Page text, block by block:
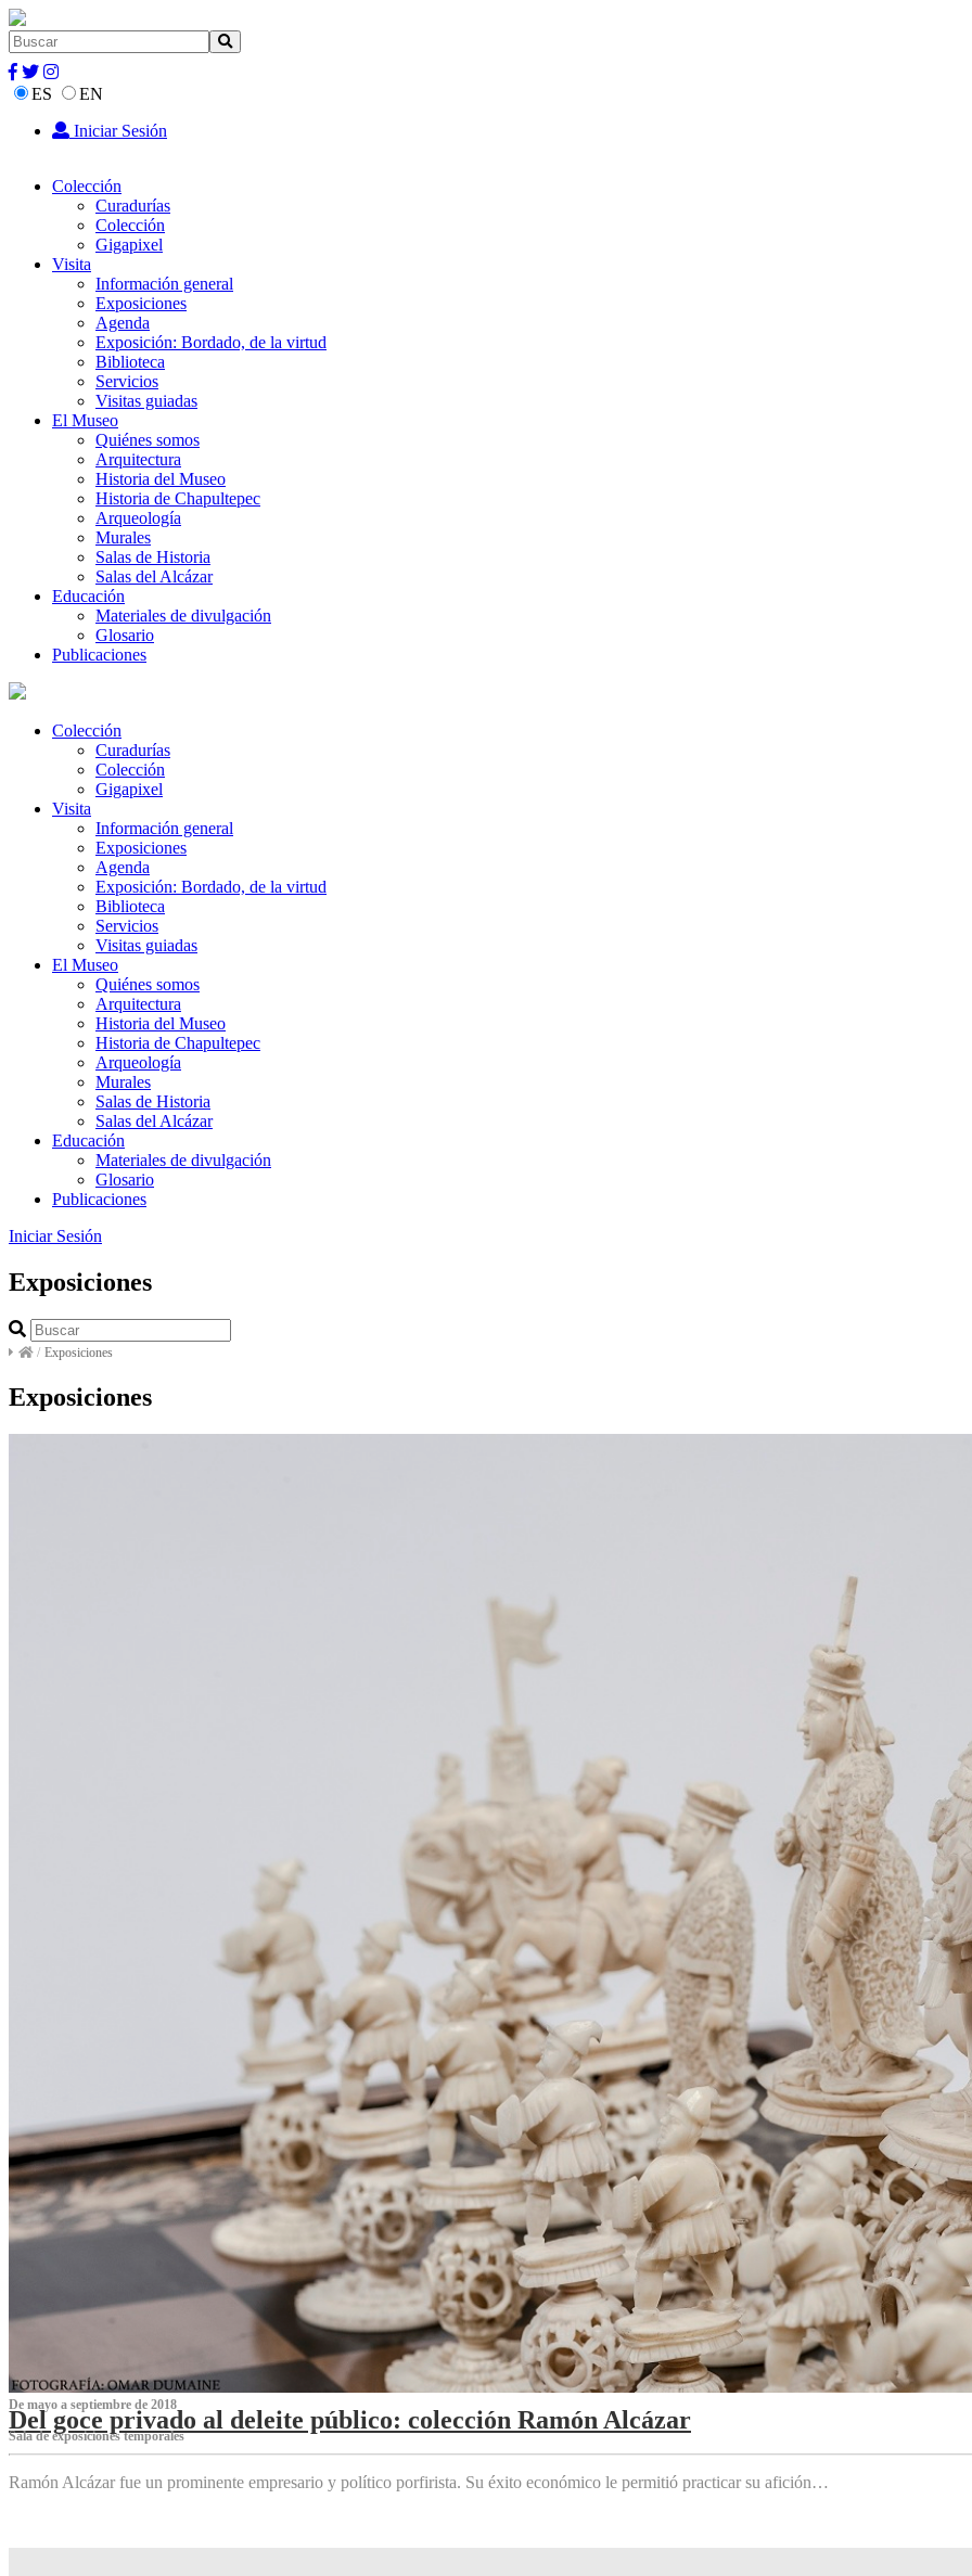
ES
EN
Iniciar Sesión
Colección
Curadurías
Colección
Gigapixel
Visita
Información general
Exposiciones
Agenda
Exposición: Bordado, de la virtud
Biblioteca
Servicios
Visitas guiadas
El Museo
Quiénes somos
Arquitectura
Historia del Museo
Historia de Chapultepec
Arqueología
Murales
Salas de Historia
Salas del Alcázar
Educación
Materiales de divulgación
Glosario
Publicaciones
Colección
Curadurías
Colección
Gigapixel
Visita
Información general
Exposiciones
Agenda
Exposición: Bordado, de la virtud
Biblioteca
Servicios
Visitas guiadas
El Museo
Quiénes somos
Arquitectura
Historia del Museo
Historia de Chapultepec
Arqueología
Murales
Salas de Historia
Salas del Alcázar
Educación
Materiales de divulgación
Glosario
Publicaciones
Iniciar Sesión
Exposiciones
/ Exposiciones
Exposiciones
De mayo a septiembre de 2018
Del goce privado al deleite público: colección Ramón Alcázar
Sala de exposiciones temporales
Ramón Alcázar fue un prominente empresario y político porfirista. Su éxito económico le permitió practicar su afición…